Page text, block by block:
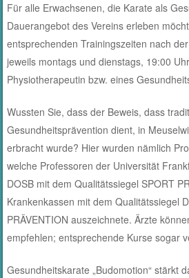
Für alle Erwachsenen, die Karate als
Dauerangebot des Vereins erleben
entsprechenden Trainingszeiten nach
jeweils montags und dienstags, 19:00
Physiotherapeutin bzw. eines
Wussten Sie, dass der Beweis, dass
Gesundheitsprävention dient, in
erbracht wurde? Hier wurden nämlich
welche Professoren der Universität
DOSB mit dem Qualitätssiegel SPORT
Krankenkassen mit dem Qualitätssiegel
PRÄVENTION auszeichnete. Ärzte
empfehlen; entsprechende Kurse sogar
Gesundheitskarate „Budomotion“ stärkt